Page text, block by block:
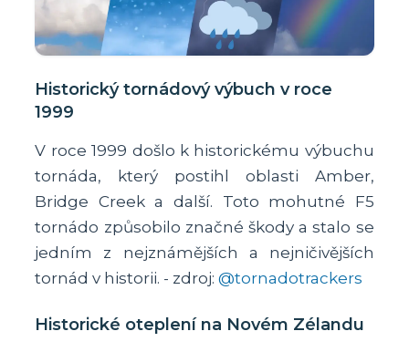
Historický tornádový výbuch v roce
1999
V roce 1999 došlo k historickému výbuchu
tornáda, který postihl oblasti Amber,
Bridge Creek a další. Toto mohutné F5
tornádo způsobilo značné škody a stalo se
jedním z nejznámějších a nejničivějších
tornád v historii. - zdroj:@tornadotrackers
Historické oteplení na Novém Zélandu